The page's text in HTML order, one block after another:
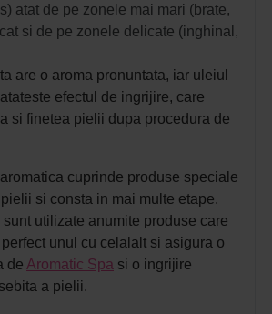
atat de pe zonele mai mari (brate,
si de pe zonele delicate (inghinal,
are o aroma pronuntata, iar uleiul
efectul de ingrijire, care
si finetea pielii dupa procedura de
cuprinde produse speciale
si consta in mai multe etape.
sunt utilizate anumite produse care
unul cu celalalt si asigura o
de Aromatic Spa si o ingrijire
a pielii.